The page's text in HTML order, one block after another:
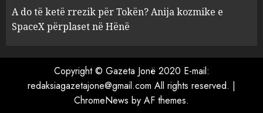
Anija kozmike e SpaceX
përplaset në Hënë
A do të ketë rrezik për Tokën? Anija kozmike e
SpaceX përplaset në Hënë
Copyright © Gazeta Jonë 2020 E-mail:
redaksiagazetajone@gmail.com All rights reserved. |
ChromeNews by AF themes.